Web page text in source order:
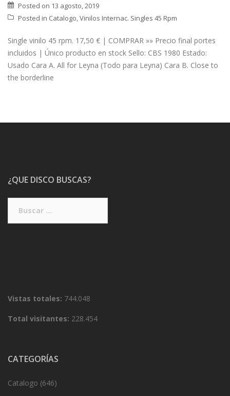
Posted on 13 agosto, 2019
Posted in Catalogo Vinilos Internac. Singles 45 Rpm
Single vinilo 45 rpm. 17,50 € | COMPRAR »» Precio final portes
incluidos | Único producto en stock Sello: CBS 1980 Estado:
Usado Cara A. All for Leyna (Todo para Leyna) Cara B. Close to
the borderline
¿QUE DISCO BUSCAS?
Vistas totales: 744.048
Total visitantes: 228.454
CATEGORÍAS
Catalogo (646)